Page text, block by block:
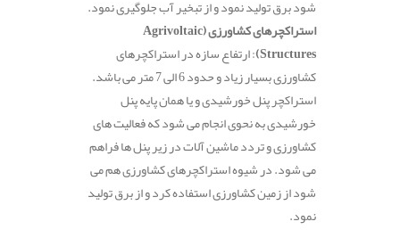
شود برق تولید نمود و از تبخیر آب جلوگیری نمود.
استراکچرهای کشاورزی (Agrivoltaic
Structures) : ارتفاع سازه در استراکچرهای
کشاورزی بسیار زیاد و حدود 6 الی 7 متر می باشد.
استراکچر پنل خورشیدی و یا همان پایه پنل
خورشیدی به نحوی انجام می شود که فعالیت‌ های
کشاورزی و تردد ماشین‌ آلات در زیر پنل‌ ها فراهم
می شود. در شیوه استراکچرهای کشاورزی هم می
شود از زمین کشاورزی استفاده کرد و از برق تولید
نمود.